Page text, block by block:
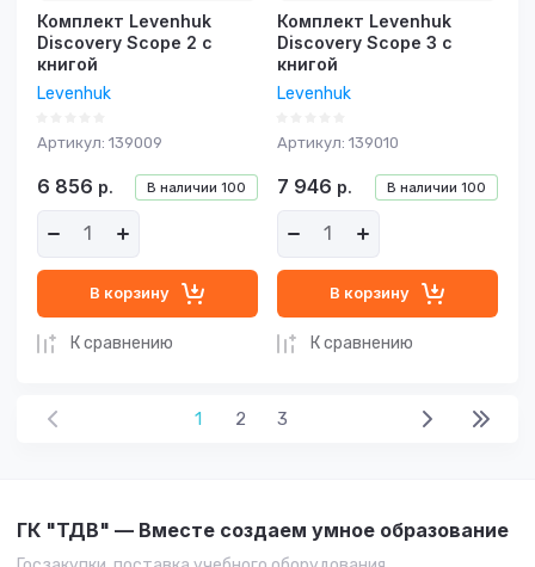
Комплект Levenhuk
Discovery Scope 2 с
книгой
Levenhuk
Артикул: 139009
В наличии 100
6 856 р.
В корзину
К сравнению
Комплект Levenhuk
Discovery Scope 3 с
книгой
Levenhuk
Артикул: 139010
В наличии 100
7 946 р.
В корзину
К сравнению
1 2 3
ГК "ТДВ" — Вместе создаем умное образование